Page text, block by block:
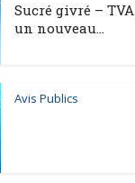
Sucré givré –
un nouveau...
Avis Publics